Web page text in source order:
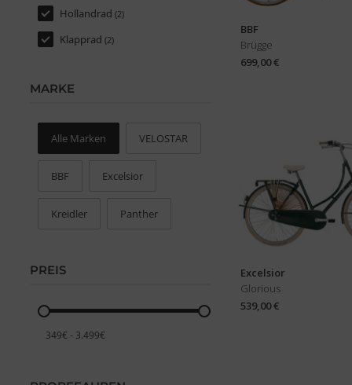
Hollandrad (2)
Klapprad (2)
MARKE
MARKE
Alle Marken VELOSTAR
BBF Excelsior
Kreidler Panther
PREIS
PREIS
349€ - 3.499€
BBF
Brügge
699,00 €
Excelsior
Glorious
539,00 €